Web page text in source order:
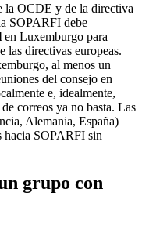
la OCDE y de la directiva
SOPARFI debe
en Luxemburgo para
las directivas europeas.
al menos un
del consejo en
e, idealmente,
correos ya no basta. Las
Alemania, España)
hacia SOPARFI sin
grupo con